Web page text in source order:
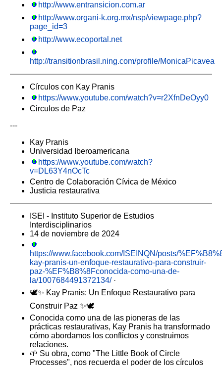
http://www.entransicion.com.ar
http://www.organi-k.org.mx/nsp/viewpage.php?
page_id=3
http://www.ecoportal.net
http://transitionbrasil.ning.com/profile/MonicaPicavea
Círculos con Kay Pranis
https://www.youtube.com/watch?v=r2XfnDeOyy0
Circulos de Paz
---
Kay Pranis
Universidad Iberoamericana
https://www.youtube.com/watch?
v=DL63Y4nOcTc
Centro de Colaboración Cívica de México
Justicia restaurativa
ISEI - Instituto Superior de Estudios
Interdisciplinarios
14 de noviembre de 2024
https://www.facebook.com/ISEINQN/posts/
kay-pranis-un-enfoque-restaurativo-para-construir-
paz-%EF%B8%8Fconocida-como-una-de-
la/1007684491372134/ ·
🕊️✨ Kay Pranis: Un Enfoque Restaurativo para
Construir Paz ✨🕊️
Conocida como una de las pioneras de las
prácticas restaurativas, Kay Pranis ha transformado
cómo abordamos los conflictos y construimos
relaciones.
🌱 Su obra, como "The Little Book of Circle
Processes", nos recuerda el poder de los círculos